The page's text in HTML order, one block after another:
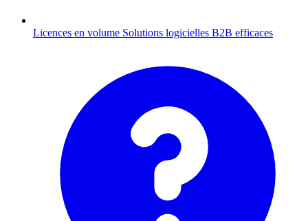
Licences en volume Solutions logicielles B2B efficaces